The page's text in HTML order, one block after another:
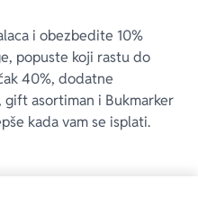
i obezbedite 10%
popuste koji rastu do
40%, dodatne
asortiman i Bukmarker
kada vam se isplati.